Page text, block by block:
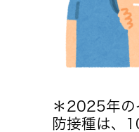
＊2025年の
防接種は、